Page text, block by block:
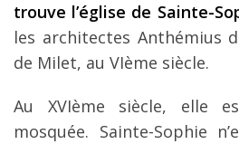
trouve l’église de Sainte-
les architectes Anthémius
de Milet, au VIème siècle.
Au XVIème siècle, elle
mosquée. Sainte-Sophie